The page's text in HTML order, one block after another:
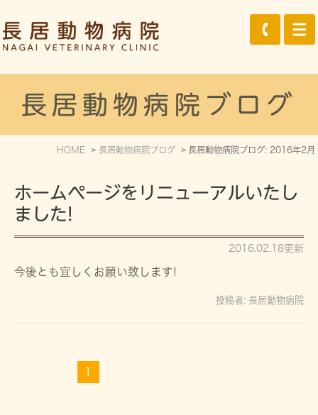
長居動物病院ブログ
HOME 長居動物病院ブログ 長居動物病院ブログ: 2016年2月
ホームページをリニューアルいたし
ました!
2016.02.18更新
今後とも宜しくお願い致します!
投稿者: 長居動物病院
1